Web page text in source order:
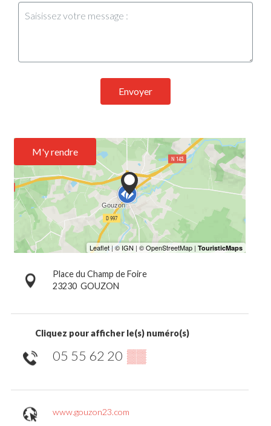
Envoyer
M'y rendre
Place du Champ de Foire
23230 GOUZON
Cliquez pour afficher le(s) numéro(s)
05 55 62 20 ▒▒
www.gouzon23.com